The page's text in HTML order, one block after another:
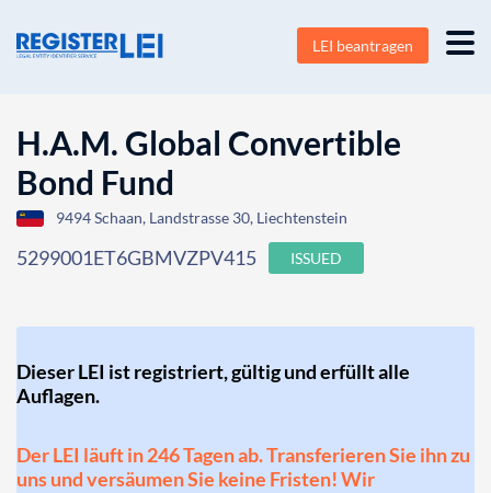
LEI beantragen
H.A.M. Global Convertible
Bond Fund
9494 Schaan, Landstrasse 30, Liechtenstein
5299001ET6GBMVZPV415 ISSUED
Dieser LEI ist registriert, gültig und erfüllt alle
Auflagen.
Der LEI läuft in 246 Tagen ab. Transferieren Sie ihn zu
uns und versäumen Sie keine Fristen! Wir